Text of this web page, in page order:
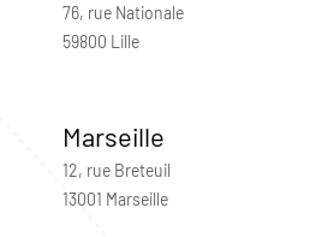
76, rue Nationale
59800 Lille
Marseille
12, rue Breteuil
13001 Marseille